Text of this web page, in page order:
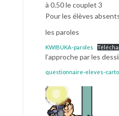
à 0.50 le couplet 3
Pour les élèves
les paroles
KWIBUKA-paroles
l’approche par les
questionnaire-eleves-